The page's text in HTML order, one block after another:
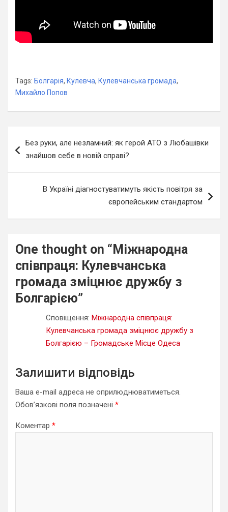
Tags: Болгарія, Кулевча, Кулевчанська громада,
Михайло Попов
записів
Без руки, але незламний: як герой АТО з Любашівки
знайшов себе в новій справі?
В Україні діагностуватимуть якість повітря за
європейським стандартом
One thought on “ Міжнародна
співпраця: Кулевчанська
громада зміцнює дружбу з
Болгарією”
Сповіщення: Міжнародна співпраця:
Кулевчанська громада зміцнює дружбу з
Болгарією – Громадське Місце Одеса
Залишити відповідь
Ваша e-mail адреса не оприлюднюватиметься.
Обов’язкові поля позначені *
Коментар *